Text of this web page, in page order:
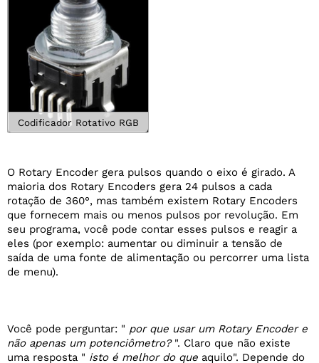
Codificador Rotativo RGB
O Rotary Encoder gera pulsos quando o eixo é girado. A
maioria dos Rotary Encoders gera 24 pulsos a cada
rotação de 360°, mas também existem Rotary Encoders
que fornecem mais ou menos pulsos por revolução. Em
seu programa, você pode contar esses pulsos e reagir a
eles (por exemplo: aumentar ou diminuir a tensão de
saída de uma fonte de alimentação ou percorrer uma lista
de menu).
Você pode perguntar: " por que usar um Rotary Encoder e
não apenas um potenciômetro?". Claro que não existe
uma resposta " isto é melhor do que aquilo". Depende do